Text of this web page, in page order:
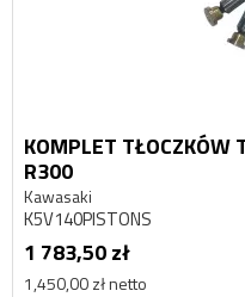
KOMPLET TŁOCZKÓW
R300
Kawasaki
K5V140PISTONS
1 783,50 zł
1,450,00 zł netto